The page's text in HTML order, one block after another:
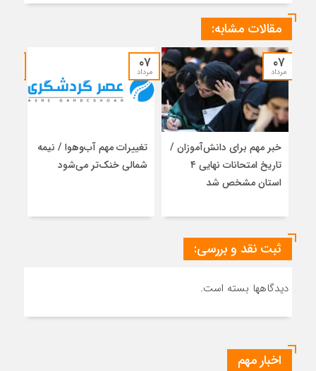
شهرداری
برای
مراسم
تشییع
/
طرح
ترافیک
تهران
لغو
شد
مقالات مشابه:
۰۷
مرداد
خبر مهم برای دانش‌آموزان /
تاریخ امتحانات نهایی ۴
استان مشخص شد
۰۷
مرداد
تغییرات مهم آب‌وهوا / نیمه
شمالی خنک‌تر می‌شود
ثبت نقد و بررسی:
دیدگاهها بسته است.
اخبار مهم